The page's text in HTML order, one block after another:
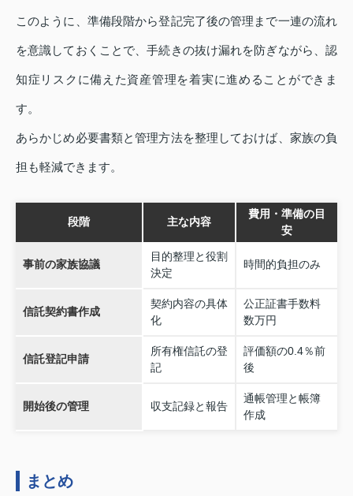
このように、準備段階から登記完了後の管理まで一連の流れ
を意識しておくことで、手続きの抜け漏れを防ぎながら、認
知症リスクに備えた資産管理を着実に進めることができま
す。
あらかじめ必要書類と管理方法を整理しておけば、家族の負
担も軽減できます。
段階 主な内容
費用・準備の目
安
事前の家族協議
目的整理と役割
決定
時間的負担のみ
信託契約書作成
契約内容の具体
化
公正証書手数料
数万円
信託登記申請
所有権信託の登
記
評価額の0.4％前
後
開始後の管理 収支記録と報告
通帳管理と帳簿
作成
まとめ